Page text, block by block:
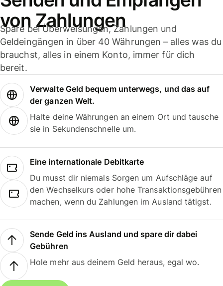
von Zahlungen
Spare bei Überweisungen, Zahlungen und
Geldeingängen in über 40 Währungen – alles was du
brauchst, alles in einem Konto, immer für dich
bereit.
Verwalte Geld bequem unterwegs, und das auf
der ganzen Welt.
Halte deine Währungen an einem Ort und tausche
sie in Sekundenschnelle um.
Eine internationale Debitkarte
Du musst dir niemals Sorgen um Aufschläge auf
den Wechselkurs oder hohe Transaktionsgebühren
machen, wenn du Zahlungen im Ausland tätigst.
Sende Geld ins Ausland und spare dir dabei
Gebühren
Hole mehr aus deinem Geld heraus, egal wo.